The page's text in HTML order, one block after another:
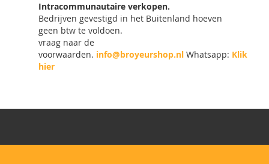
Intracommunautaire verkopen.
Bedrijven gevestigd in het Buitenland hoeven
geen btw te voldoen.
vraag naar de
voorwaarden. info@broyeurshop.nl Whatsapp: Klik
hier